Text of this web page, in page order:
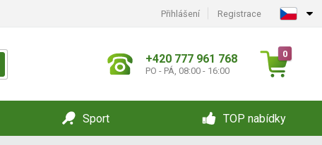
Přihlášení Registrace
+420 777 961 768
PO - PÁ, 08:00 - 16:00
0
Sport TOP nabídky